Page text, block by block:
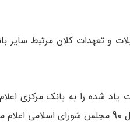
و تعهدات کلان مرتبط سایر
شده را به بانک مرکزی